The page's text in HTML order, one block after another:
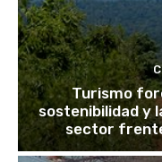
Turismo
sostenibilidad y
sector